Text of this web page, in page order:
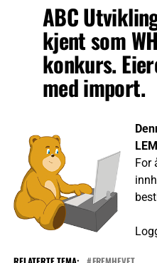
ABC
kjent som
konkurs.
med import.
For